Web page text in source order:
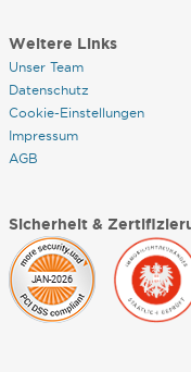
Weitere Links
Unser Team
Datenschutz
Cookie-Einstellungen
Impressum
AGB
Sicherheit &